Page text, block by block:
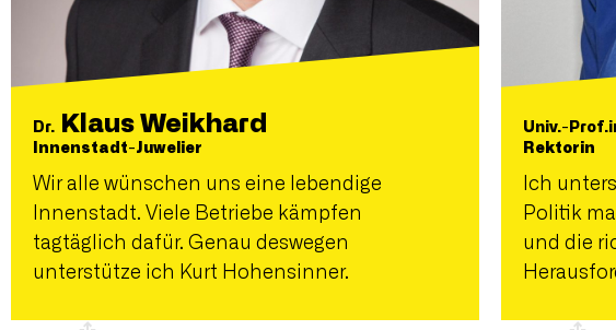
Dr. Klaus Weikhard
Innenstadt-Juwelier
Wir alle wünschen uns eine lebendige
Innenstadt. Viele Betriebe kämpfen
tagtäglich dafür. Genau deswegen
unterstütze ich Kurt Hohensinner.
Univ.-
Rektorin
Ich
Politik
und die